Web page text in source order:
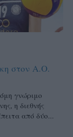
στον Α.Ο.
γνώριμο
η διεθνής
από δύο...